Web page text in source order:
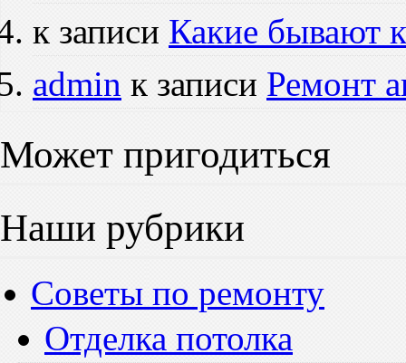
к записи Какие бывают
admin к записи Ремонт
Может пригодиться
Наши рубрики
Советы по ремонту
Отделка потолка